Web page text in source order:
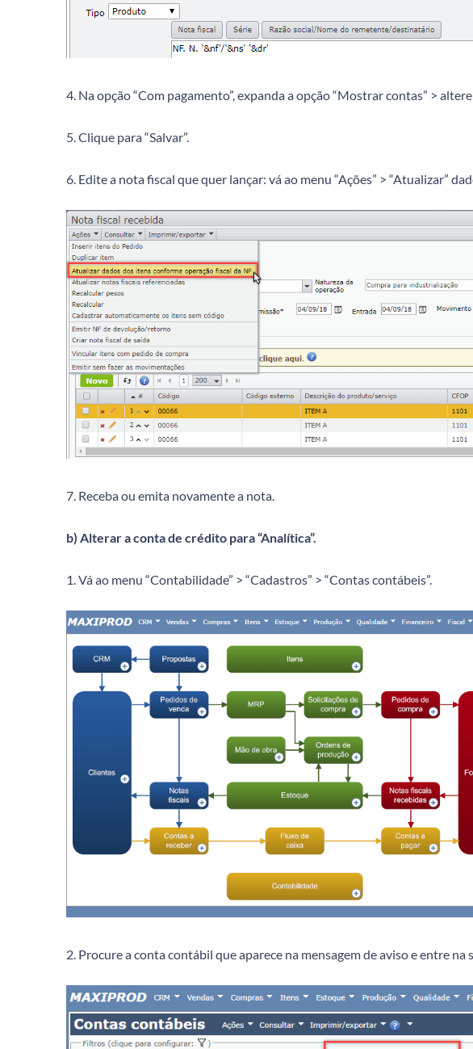
4. Na opção “Com pagamento”, expanda a opção “Mostrar contas” >
5. Clique para “Salvar”.
6. Edite a nota fiscal que quer lançar: vá ao menu “Ações” > “Atualizar”
7. Receba ou emita novamente a nota.
b) Alterar a conta de crédito para “Analítica”.
1. Vá ao menu “Contabilidade” > “Cadastros” > “Contas contábeis”.
2. Procure a conta contábil que aparece na mensagem de aviso e entre na